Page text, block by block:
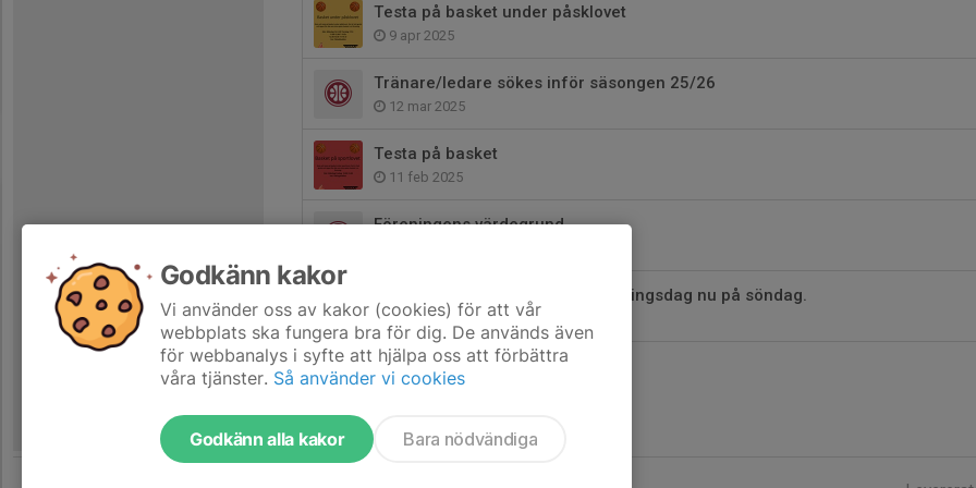
Testa på basket under påsklovet
9 apr 2025
Tränare/ledare sökes inför säsongen 25/26
12 mar 2025
Testa på basket
11 feb 2025
Föreningens värdegrund
Skövde Basketcup - sista anmälningsdag nu på söndag.
11 dec 2024
Godkänn kakor
Vi använder oss av kakor (cookies) för att vår
webbplats ska fungera bra för dig. De används även
för webbanalys i syfte att hjälpa oss att förbättra
våra tjänster. Så använder vi cookies
Godkänn alla kakor Bara nödvändiga